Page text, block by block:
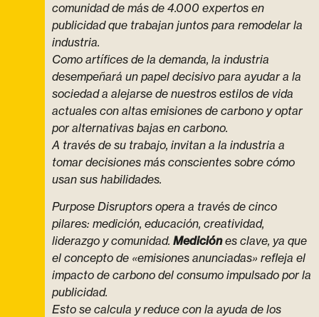
comunidad de más de 4.000 expertos en
publicidad que trabajan juntos para remodelar la
industria.
Como artífices de la demanda, la industria
desempeñará un papel decisivo para ayudar a la
sociedad a alejarse de nuestros estilos de vida
actuales con altas emisiones de carbono y optar
por alternativas bajas en carbono.
A través de su trabajo, invitan a la industria a
tomar decisiones más conscientes sobre cómo
usan sus habilidades.
Purpose Disruptors opera a través de cinco
pilares: medición, educación, creatividad,
liderazgo y comunidad. Mediciónes clave, ya que
el concepto de «emisiones anunciadas» refleja el
impacto de carbono del consumo impulsado por la
publicidad.
Esto se calcula y reduce con la ayuda de los